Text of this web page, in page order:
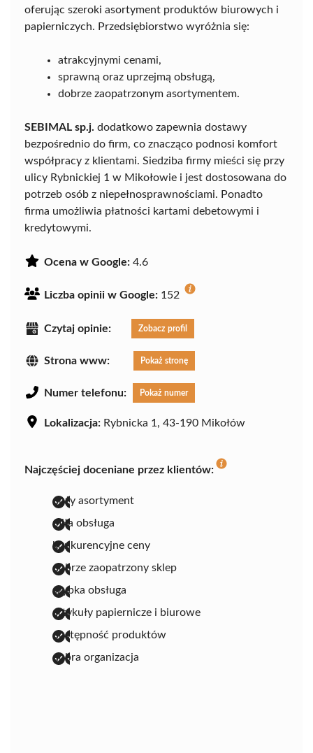
oferując szeroki asortyment produktów biurowych i
papierniczych. Przedsiębiorstwo wyróżnia się:
atrakcyjnymi cenami,
sprawną oraz uprzejmą obsługą,
dobrze zaopatrzonym asortymentem.
SEBIMAL sp.j. dodatkowo zapewnia dostawy
bezpośrednio do firm, co znacząco podnosi komfort
współpracy z klientami. Siedziba firmy mieści się przy
ulicy Rybnickiej 1 w Mikołowie i jest dostosowana do
potrzeb osób z niepełnosprawnościami. Ponadto
firma umożliwia płatności kartami debetowymi i
kredytowymi.
Ocena w Google: 4.6
Liczba opinii w Google: 152
Czytaj opinie: Zobacz profil
Strona www: Pokaż stronę
Numer telefonu: Pokaż numer
Lokalizacja: Rybnicka 1, 43-190 Mikołów
Najczęściej doceniane przez klientów:
duży asortyment
miła obsługa
konkurencyjne ceny
dobrze zaopatrzony sklep
szybka obsługa
artykuły papiernicze i biurowe
dostępność produktów
dobra organizacja